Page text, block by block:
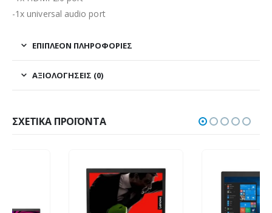
-1x universal audio port
ΕΠΙΠΛΈΟΝ ΠΛΗΡΟΦΟΡΊΕΣ
ΑΞΙΟΛΟΓΉΣΕΙΣ (0)
ΣΧΕΤΙΚΆ ΠΡΟΪΌΝΤΑ